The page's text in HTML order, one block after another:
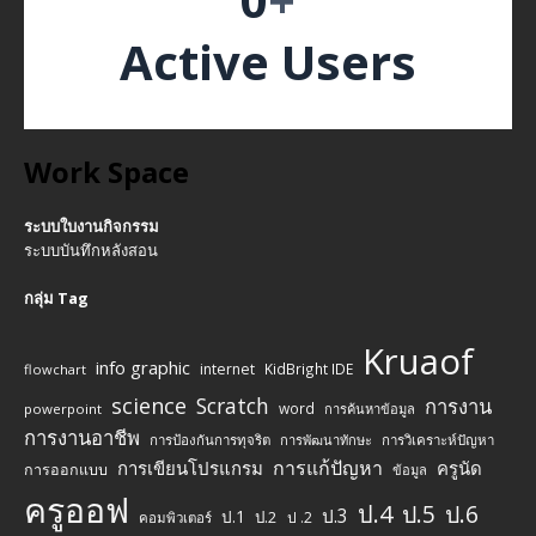
Active Users
Work Space
ระบบใบงานกิจกรรม
ระบบบันทึกหลังสอน
กลุ่ม Tag
flowchart info graphic internet KidBright IDE Kruaof
powerpoint science Scratch word การค้นหาข้อมูล
การงาน
การงานอาชีพ
การป้องกันการทุจริต การพัฒนาทักษะ การวิเคราะห์ปัญหา
การออกแบบ การเขียนโปรแกรม การแก้ปัญหา ข้อมูล ครูนัด
ครูออฟ คอมพิวเตอร์ ป.1 ป.2 ป .2 ป.3 ป.4 ป.5 ป.6